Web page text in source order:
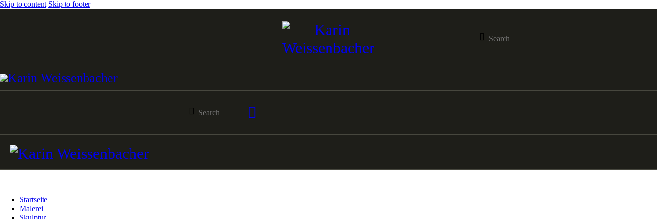
Skip to content Skip to footer
Startseite
Malerei
Skulptur